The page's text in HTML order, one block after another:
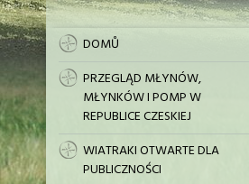
DOMŮ
PRZEGLĄD MŁYNÓW,
MŁYNKÓW I POMP W
REPUBLICE CZESKIEJ
WIATRAKI OTWARTE DLA
PUBLICZNOŚCI